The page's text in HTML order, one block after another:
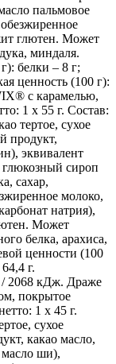
пальмовое
глютен. Может
миндаля.
белки – 8 г;
ценность (100 г):
с карамелью,
1 х 55 г. Состав:
тертое, сухое
продукт,
эквивалент
сироп
сахар,
молоко,
натрия),
Может
белка, арахиса,
ценности (100
г.
/ 2068 кДж. Драже
покрытое
1 х 45 г.
сухое
какао масло,
масло ши),